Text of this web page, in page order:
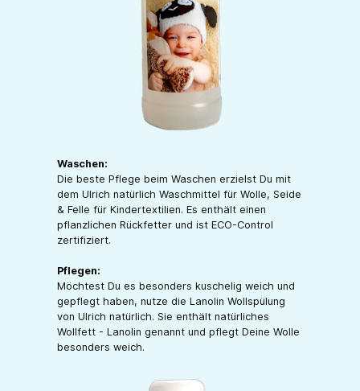
Waschen:
Die beste Pflege beim Waschen erzielst Du mit
dem Ulrich natürlich Waschmittel für Wolle, Seide
& Felle für Kindertextilien. Es enthält einen
pflanzlichen Rückfetter und ist ECO-Control
zertifiziert.
Pflegen:
Möchtest Du es besonders kuschelig weich und
gepflegt haben, nutze die Lanolin Wollspülung
von Ulrich natürlich. Sie enthält natürliches
Wollfett - Lanolin genannt und pflegt Deine Wolle
besonders weich.